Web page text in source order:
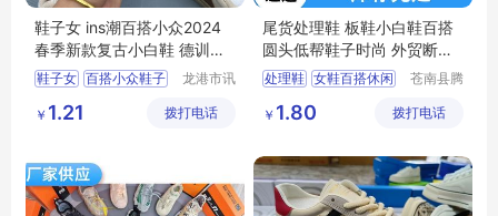
鞋子女 ins潮百搭小众2024
春季新款复古小白鞋 德训板
鞋
鞋子女 百搭小众鞋子
复古小白鞋
德训板鞋
龙港市讯
（个体工
￥ 1.21 拨打电话
尾货处理鞋 板鞋小白鞋百搭
圆头低帮鞋子时尚 外贸断码
鞋
处理鞋 女鞋百搭休闲
小白鞋时尚百搭
苍南县腾
务商行
￥ 1.80 拨打电话